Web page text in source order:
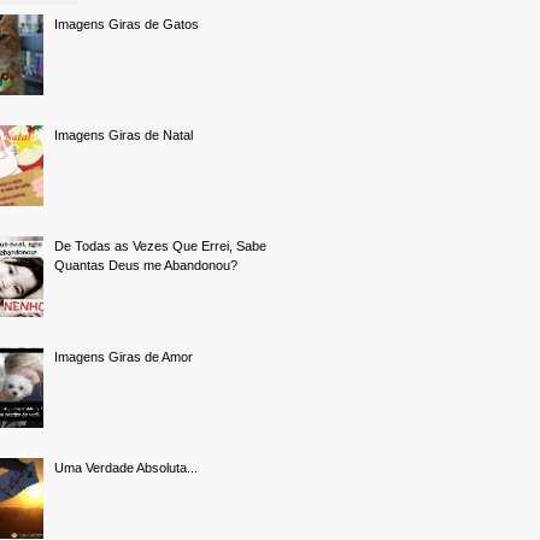
Imagens Giras de Gatos
Imagens Giras de Natal
De Todas as Vezes Que Errei, Sabe
Quantas Deus me Abandonou?
Imagens Giras de Amor
Uma Verdade Absoluta...